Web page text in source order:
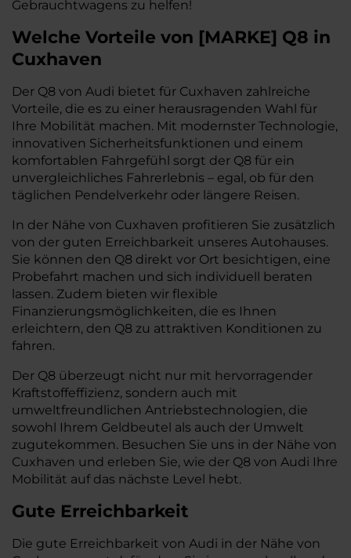
Gebrauchtwagens zu helfen!
Welche Vorteile von [MARKE] Q8 in
Cuxhaven
Der Q8 von Audi bietet für Cuxhaven zahlreiche
Vorteile, die es zu einer herausragenden Wahl für
Ihre Mobilität machen. Mit modernster Technologie,
innovativen Sicherheitsfunktionen und einem
komfortablen Fahrgefühl sorgt der Q8 für ein
unvergleichliches Fahrerlebnis – egal, ob für den
täglichen Pendelverkehr oder längere Reisen.
In der Nähe von Cuxhaven profitieren Sie zusätzlich
von der guten Erreichbarkeit unseres Autohauses.
Sie können den Q8 direkt vor Ort besichtigen, eine
Probefahrt machen und sich individuell beraten
lassen. Zudem bieten wir flexible
Finanzierungsmöglichkeiten, die es Ihnen
erleichtern, den Q8 zu attraktiven Konditionen zu
fahren.
Der Q8 überzeugt nicht nur mit hervorragender
Kraftstoffeffizienz, sondern auch mit
umweltfreundlichen Antriebstechnologien, die
sowohl Ihrem Geldbeutel als auch der Umwelt
zugutekommen. Besuchen Sie uns in der Nähe von
Cuxhaven und erleben Sie, wie der Q8 von Audi Ihre
Mobilität auf das nächste Level hebt.
Gute Erreichbarkeit
Die gute Erreichbarkeit von Audi in der Nähe von